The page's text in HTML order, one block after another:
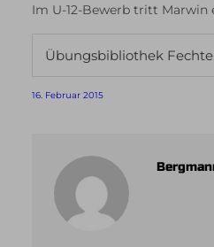
Im U-12-Bewerb tritt Marwin
Übungsbibliothek
16. Februar 2015